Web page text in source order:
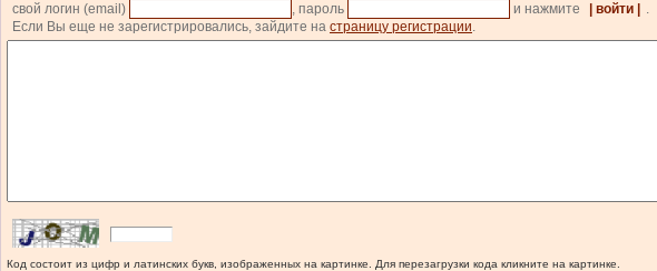
свой логин (email)
, пароль и нажмите | войти |
.
Если Вы еще не зарегистрировались, зайдите на страницу регистрации.
Код состоит из цифр и латинских букв, изображенных на картинке. Для перезагрузки кода кликните на картинке.